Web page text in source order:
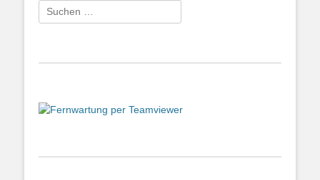
Suchen
nach: